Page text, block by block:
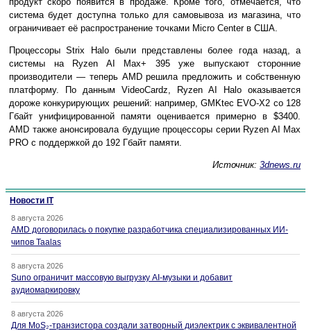
система будет доступна только для самовывоза из магазина, что
ограничивает её распространение точками Micro Center в США.
Процессоры Strix Halo были представлены более года назад, а
системы на Ryzen AI Max+ 395 уже выпускают сторонние
производители — теперь AMD решила предложить и собственную
платформу. По данным VideoCardz, Ryzen AI Halo оказывается
дороже конкурирующих решений: например, GMKtec EVO-X2 со 128
Гбайт унифицированной памяти оценивается примерно в $3400.
AMD также анонсировала будущие процессоры серии Ryzen AI Max
PRO с поддержкой до 192 Гбайт памяти.
Источник: 3dnews.ru
Новости IT
8 августа 2026
AMD договорилась о покупке разработчика специализированных ИИ-
чипов Taalas
8 августа 2026
Suno ограничит массовую выгрузку AI-музыки и добавит
аудиомаркировку
8 августа 2026
Для MoS₂-транзистора создали затворный диэлектрик с эквивалентной